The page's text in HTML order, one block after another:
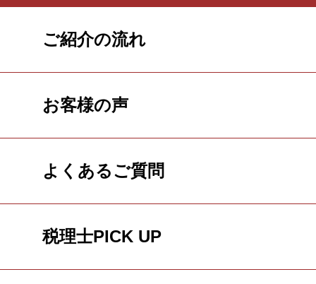
ご紹介の流れ
お客様の声
よくあるご質問
税理士PICK UP